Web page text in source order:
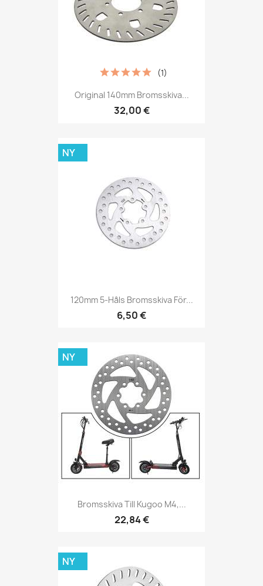
Original 140mm Bromsskiva...
32,00 €
(1)
120mm 5-Håls Bromsskiva För...
6,50 €
NY
Bromsskiva Till Kugoo M4,...
22,84 €
NY
NY